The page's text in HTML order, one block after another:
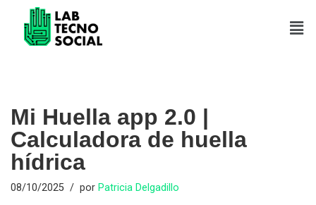
Saltar
Mi Huella app 2.0 |
Calculadora de huella
hídrica
08/10/2025 por Patricia Delgadillo